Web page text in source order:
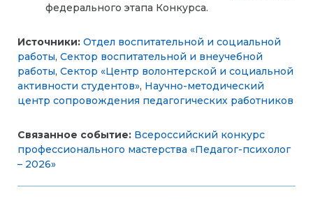
федерального этапа Конкурса.
Источники: Отдел воспитательной и социальной
работы, Сектор воспитательной и внеучебной
работы, Сектор «Центр волонтерской и социальной
активности студентов», Научно-методический
центр сопровождения педагогических работников
Связанное событие: Всероссийский конкурс
профессионального мастерства «Педагог-психолог
– 2026»